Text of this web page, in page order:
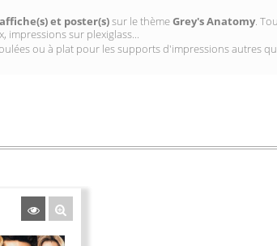
affiche(s) et poster(s)sur le thèmeGrey's Anatomy.
impressions sur plexiglass...
ou à plat pour les supports d'impressions autres